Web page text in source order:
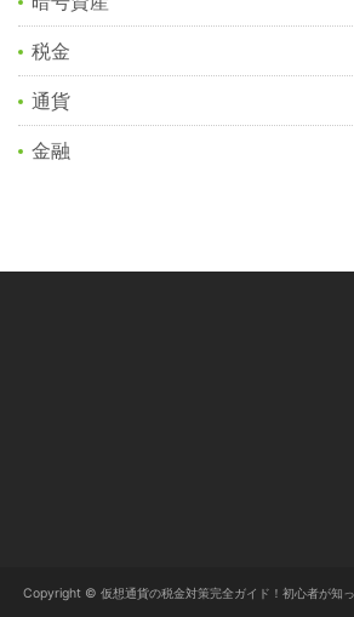
税金
通貨
金融
Copyright © 仮想通貨の税金対策完全ガイド！初心者が知